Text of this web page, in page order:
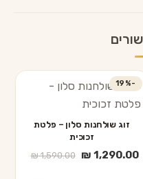
-19%
זוג שולחנות סלון – פלטת
זכוכית
₪1,590.00
המחיר₪ 1,290.00
המחיר